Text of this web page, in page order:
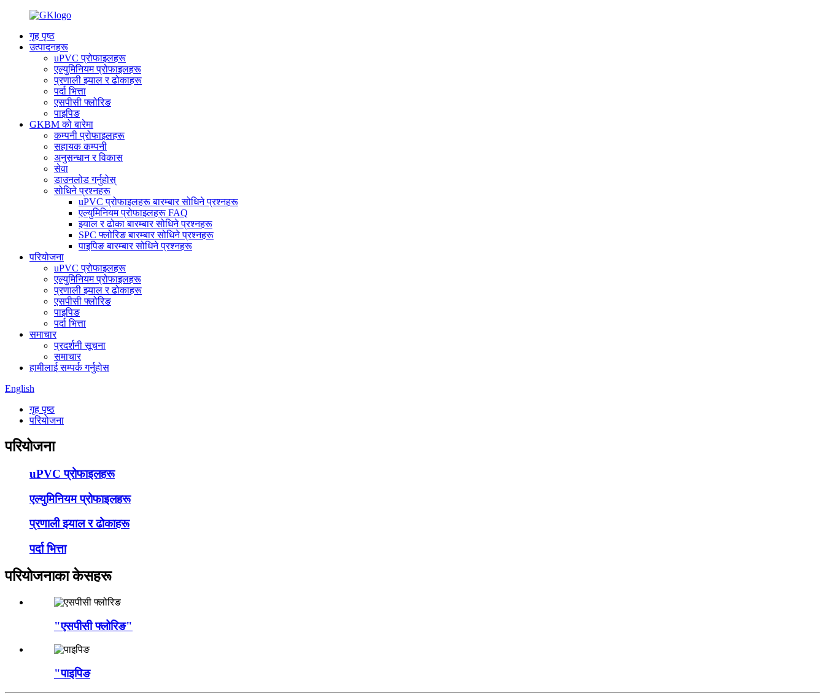
गृह पृष्ठ
उत्पादनहरू
uPVC प्रोफाइलहरू
एल्युमिनियम प्रोफाइलहरू
प्रणाली झ्याल र ढोकाहरू
पर्दा भित्ता
एसपीसी फ्लोरिङ
पाइपिङ
GKBM को बारेमा
कम्पनी प्रोफाइलहरू
सहायक कम्पनी
अनुसन्धान र विकास
सेवा
डाउनलोड गर्नुहोस्
सोधिने प्रश्नहरू
uPVC प्रोफाइलहरू बारम्बार सोधिने प्रश्नहरू
एल्युमिनियम प्रोफाइलहरू FAQ
झ्याल र ढोका बारम्बार सोधिने प्रश्नहरू
SPC फ्लोरिङ बारम्बार सोधिने प्रश्नहरू
पाइपिङ बारम्बार सोधिने प्रश्नहरू
परियोजना
uPVC प्रोफाइलहरू
एल्युमिनियम प्रोफाइलहरू
प्रणाली झ्याल र ढोकाहरू
एसपीसी फ्लोरिङ
पाइपिङ
पर्दा भित्ता
समाचार
प्रदर्शनी सूचना
समाचार
हामीलाई सम्पर्क गर्नुहोस
English
गृह पृष्ठ
परियोजना
परियोजना
uPVC प्रोफाइलहरू
एल्युमिनियम प्रोफाइलहरू
प्रणाली झ्याल र ढोकाहरू
पर्दा भित्ता
परियोजनाका केसहरू
"एसपीसी फ्लोरिङ"
"पाइपिङ